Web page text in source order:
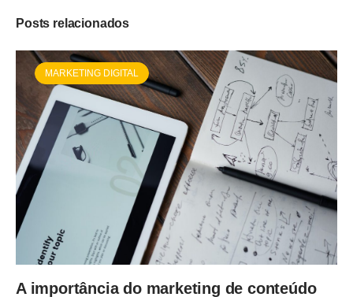
Posts relacionados
MARKETING DIGITAL
A importância do marketing de conteúdo